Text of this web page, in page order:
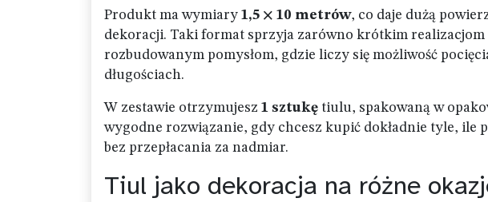
Produkt ma wymiary 1,5 × 10 metrów, co daje dużą
dekoracji. Taki format sprzyja zarówno krótkim
rozbudowanym pomysłom, gdzie liczy się możliwość
długościach.
W zestawie otrzymujesz 1 sztukę tiulu, spakowaną w
wygodne rozwiązanie, gdy chcesz kupić dokładnie tyle, ile
bez przepłacania za nadmiar.
Tiul jako dekoracja na różne